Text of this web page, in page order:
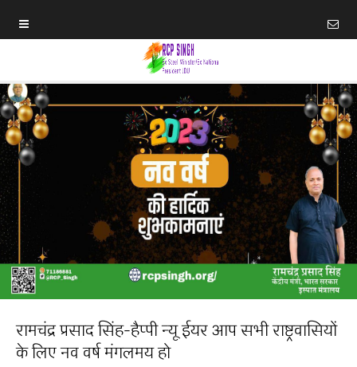
रामचंद्र प्रसाद सिंह-हैप्पी न्यू ईयर आप सभी राष्ट्रवासियों
के लिए नव वर्ष मंगलमय हो